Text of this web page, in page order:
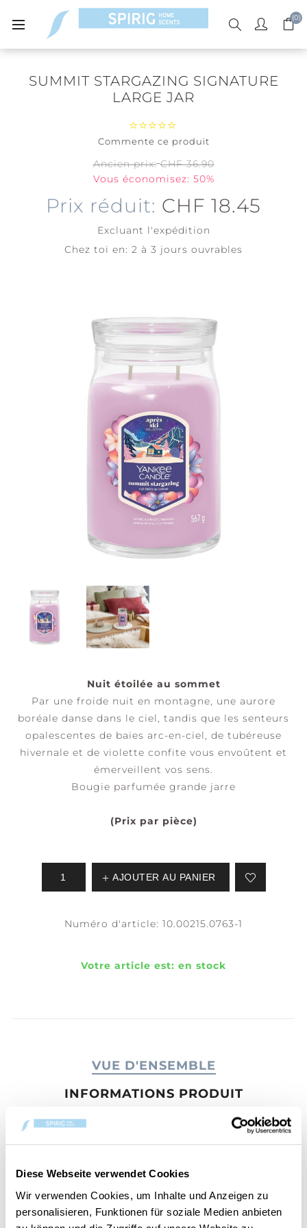
Diese Webseite verwendet Cookies
Wir verwenden Cookies, um Inhalte und Anzeigen zu
personalisieren, Funktionen für soziale Medien anbieten
(0)
SUMMIT STARGAZING SIGNATURE
LARGE JAR
Commente ce produit
Ancien prix: CHF 36.90
Vous économisez: 50%
Prix réduit: CHF 18.45
Excluant l'expédition
Chez toi en: 2 à 3 jours ouvrables
Nuit étoilée au sommet
Par une froide nuit en montagne, une aurore
boréale danse dans le ciel, tandis que les senteurs
opalescentes de baies arc-en-ciel, de tubéreuse
hivernale et de violette confite vous envoûtent et
émerveillent vos sens.
Bougie parfumée grande jarre
(Prix par pièce)
AJOUTER AU PANIER
Numéro d'article: 10.00215.0763-1
Votre article est: en stock
VUE D'ENSEMBLE
INFORMATIONS PRODUIT
CONTACT
Nuit étoilée au sommet
Par une froide nuit en montagne, une aurore